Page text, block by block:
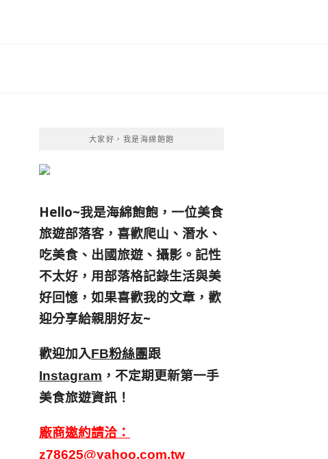
大家好，我是海綿飽飽
Hello~我是海綿飽飽，一位美食
旅遊部落客， 喜歡爬山、潛水、
吃美食、出國旅遊、攝影。 記性
不太好，用部落格記錄生活與美
好回憶， 如果喜歡我的文章，歡
迎分享給親朋好友~
歡迎加入FB粉絲團跟
Instagram ，不定期更新第一手
美食旅遊資訊！
廠商邀約請洽：
z78625@yahoo.com.tw